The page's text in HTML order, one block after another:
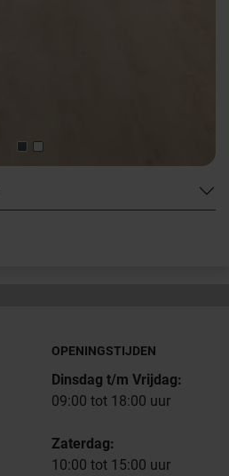
OPENINGSTIJDEN
Dinsdag t/m Vrijdag:
09:00 tot 18:00 uur
Zaterdag:
10:00 tot 15:00 uur